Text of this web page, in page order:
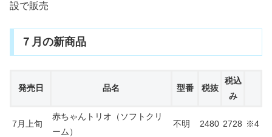
設で販売
７月の新商品
発売日 品名 型番 税抜
税込
み
7月上旬
赤ちゃんトリオ（ソフトクリ
ーム）
不明 2480 2728 ※4